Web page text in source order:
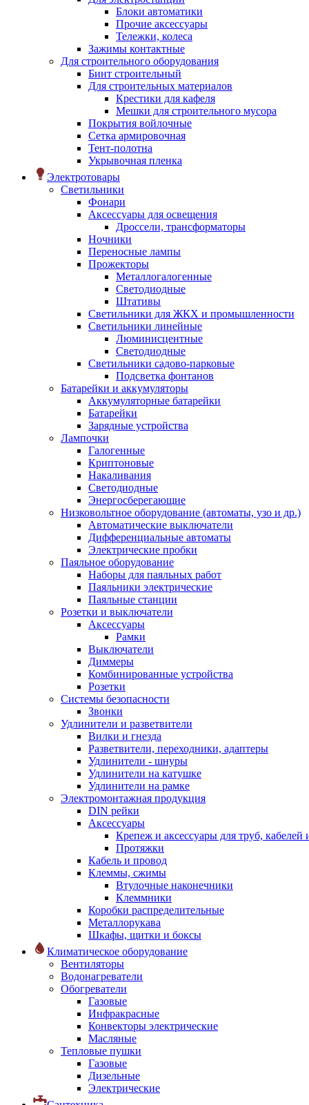
Блоки автоматики
Прочие аксессуары
Тележки, колеса
Зажимы контактные
Для строительного оборудования
Бинт строительный
Для строительных материалов
Крестики для кафеля
Мешки для строительного мусора
Покрытия войлочные
Сетка армировочная
Тент-полотна
Укрывочная пленка
Электротовары
Светильники
Фонари
Аксессуары для освещения
Дроссели, трансформаторы
Ночники
Переносные лампы
Прожекторы
Металлогалогенные
Светодиодные
Штативы
Светильники для ЖКХ и промышленности
Светильники линейные
Люминисцентные
Светодиодные
Светильники садово-парковые
Подсветка фонтанов
Батарейки и аккумуляторы
Аккумуляторные батарейки
Батарейки
Зарядные устройства
Лампочки
Галогенные
Криптоновые
Накаливания
Светодиодные
Энергосберегающие
Низковольтное оборудование (автоматы, узо и др.)
Автоматические выключатели
Дифференциальные автоматы
Электрические пробки
Паяльное оборудование
Наборы для паяльных работ
Паяльники электрические
Паяльные станции
Розетки и выключатели
Аксессуары
Рамки
Выключатели
Диммеры
Комбинированные устройства
Розетки
Системы безопасности
Звонки
Удлинители и разветвители
Вилки и гнезда
Разветвители, переходники, адаптеры
Удлинители - шнуры
Удлинители на катушке
Удлинители на рамке
Электромонтажная продукция
DIN рейки
Аксессуары
Крепеж и аксессуары для труб, кабелей
Протяжки
Кабель и провод
Клеммы, сжимы
Втулочные наконечники
Клеммники
Коробки распределительные
Металлорукава
Шкафы, щитки и боксы
Климатическое оборудование
Вентиляторы
Водонагреватели
Обогреватели
Газовые
Инфракрасные
Конвекторы электрические
Масляные
Тепловые пушки
Газовые
Дизельные
Электрические